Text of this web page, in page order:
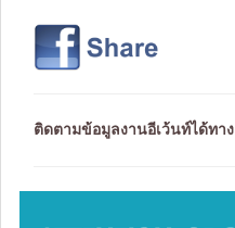
ติดตามข้อมูลงานอีเว้นท์ได้ทาง